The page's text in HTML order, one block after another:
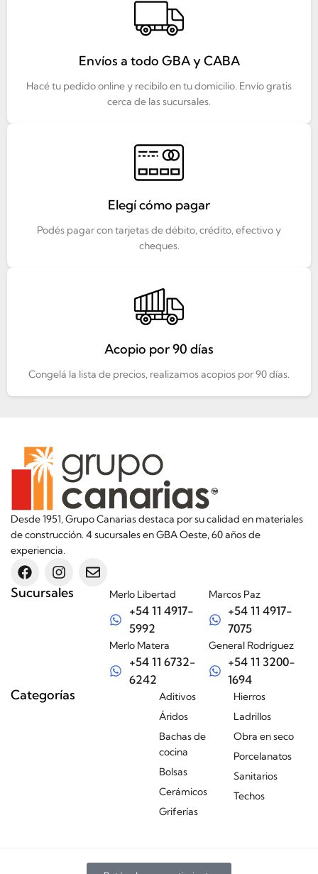
Envíos a todo GBA y CABA
Hacé tu pedido online y recibilo en tu domicilio. Envío gratis
cerca de las sucursales.
Elegí cómo pagar
Podés pagar con tarjetas de débito, crédito, efectivo y
cheques.
Acopio por 90 días
Congelá la lista de precios, realizamos acopios por 90 días.
Desde 1951, Grupo Canarias destaca por su calidad en materiales
de construcción. 4 sucursales en GBA Oeste, 60 años de
experiencia.
Sucursales Merlo Libertad
+54 11 4917-
5992
Merlo Matera
+54 11 6732-
6242
Marcos Paz
+54 11 4917-
7075
General Rodríguez
+54 11 3200-
1694
Categorías
Aditivos
Áridos
Bachas de
cocina
Bolsas
Cerámicos
Griferías
Hierros
Ladrillos
Obra en seco
Porcelanatos
Sanitarios
Techos